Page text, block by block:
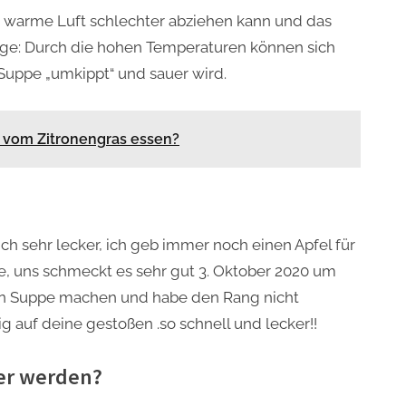
Luft schlechter abziehen kann und das
Durch die hohen Temperaturen können sich
„umkippt“ und sauer wird.
Zitronengras essen?
sehr lecker, ich geb immer noch einen Apfel für
uns schmeckt es sehr gut 3. Oktober 2020 um
Suppe machen und habe den Rang nicht
auf deine gestoßen .so schnell und lecker!!
werden?